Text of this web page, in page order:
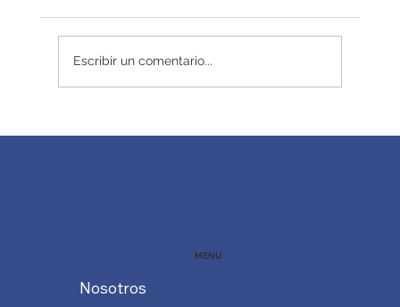
Escribir un comentario...
MENU
Nosotros